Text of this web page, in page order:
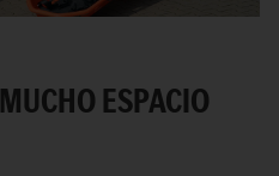
ESPACIO